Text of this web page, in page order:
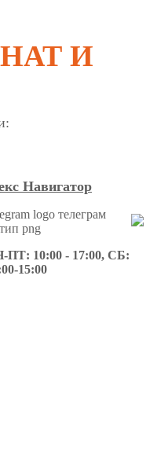
И
Навигатор
ПТ: 10:00 - 17:00, СБ:
15:00